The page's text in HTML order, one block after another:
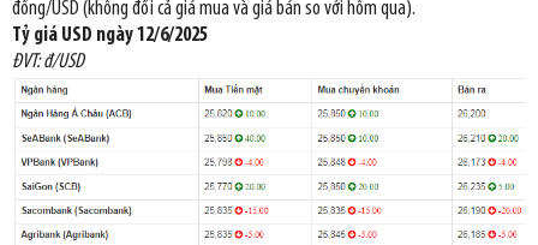
đồng/USD (không đổi cả giá mua và giá bán so với hôm qua).
Tỷ giá USD ngày 12/6/2025
ĐVT: đ/USD